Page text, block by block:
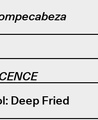
Deep Fried